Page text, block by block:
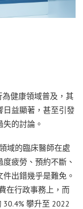
健康領域普及，其
日益顯著，甚至引發
的討論。
域的臨床醫師在處
疲勞、預約不斷、
出錯幾乎是難免。
在行政事務上，而
攀升至 2022